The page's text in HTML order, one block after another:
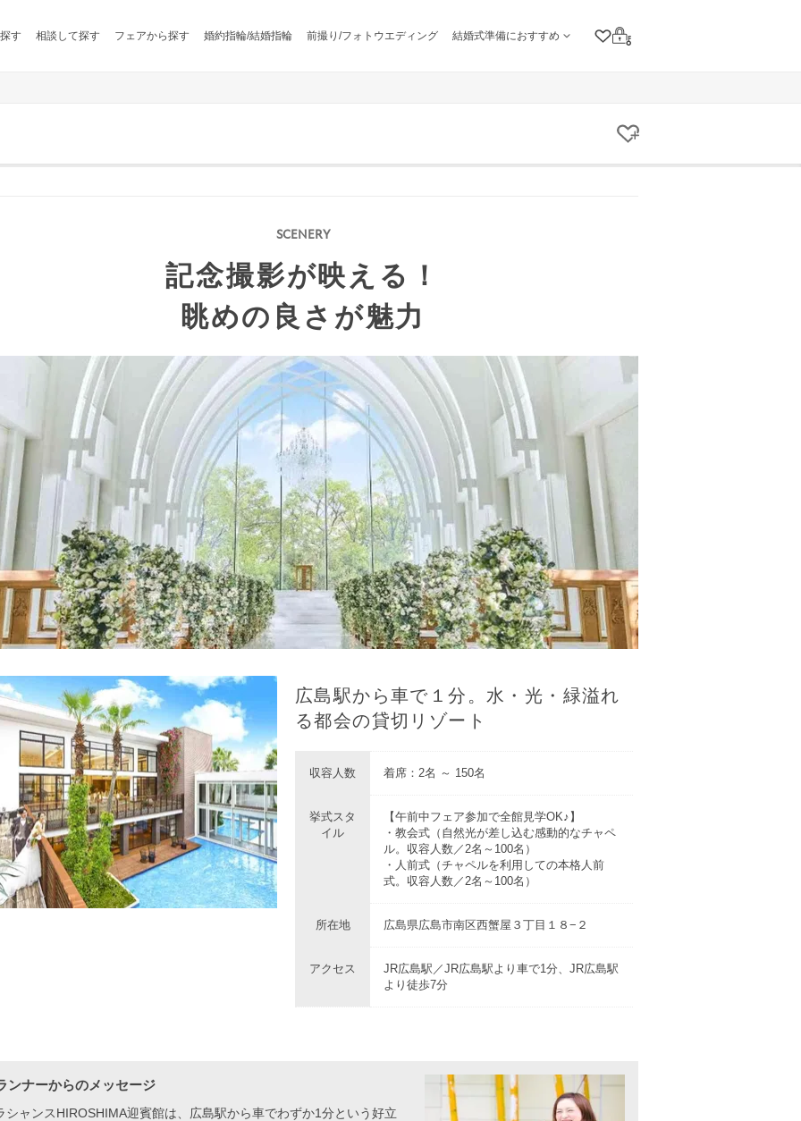
す 相談して探す フェアから探す 婚約指輪/結婚指輪 前撮り/フォトウエディング 結婚式準備におすすめ
クリップリスト
ログイン
クリップする
記念撮影が映える！
眺めの良さが魅力
広島駅から車で１分。水・光・緑溢れ
る都会の貸切リゾート
収容人数 着席：2名 ～ 150名
挙式スタ
イル
【午前中フェア参加で全館見学OK♪】
・教会式（自然光が差し込む感動的なチャペ
ル。収容人数／2名～100名）
・人前式（チャペルを利用しての本格人前
式。収容人数／2名～100名）
所在地 広島県広島市南区西蟹屋３丁目１８−２
アクセス
JR広島駅／JR広島駅より車で1分、JR広島駅
より徒歩7分
ンナーからのメッセージ
シャンスHIROSHIMA迎賓館は、広島駅から車でわずか1分という好立